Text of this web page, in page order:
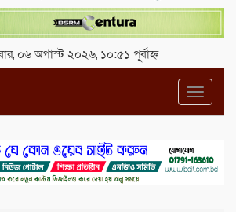
০৬ অগাস্ট ২০২৬, ১০:৫১ পূর্বাহ্ন